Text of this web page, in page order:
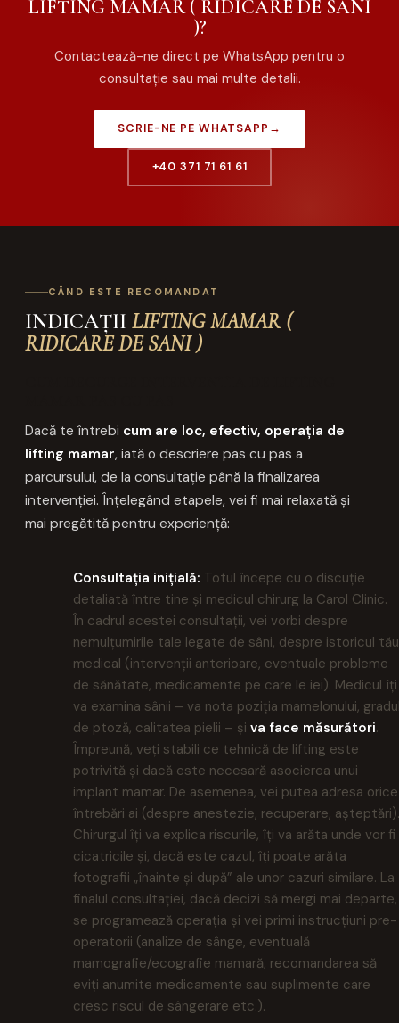
LIFTING MAMAR ( RIDICARE DE SANI
)?
Contactează-ne direct pe WhatsApp pentru o
consultație sau mai multe detalii.
SCRIE-NE PE WHATSAPP →
+40 371 71 61 61
CÂND ESTE RECOMANDAT
INDICAȚII LIFTING MAMAR (
RIDICARE DE SANI )
Dacă te întrebi cum are loc, efectiv, operația de
lifting mamar, iată o descriere pas cu pas a
parcursului, de la consultație până la finalizarea
intervenției. Înțelegând etapele, vei fi mai relaxată și
mai pregătită pentru experiență:
Consultația inițială: Totul începe cu o discuție
detaliată între tine și medicul chirurg la Carol Clinic.
În cadrul acestei consultații, vei vorbi despre
nemulțumirile tale legate de sâni, despre istoricul tău
medical (intervenții anterioare, eventuale probleme
de sănătate, medicamente pe care le iei). Medicul îți
va examina sânii – va nota poziția mamelonului,
de ptoză, calitatea pielii – și va face măsurători.
Împreună, veți stabili ce tehnică de lifting este
potrivită și dacă este necesară asocierea unui
implant mamar. De asemenea, vei putea adresa orice
întrebări ai (despre anestezie, recuperare, așteptări).
Chirurgul îți va explica riscurile, îți va arăta unde vor fi
cicatricile și, dacă este cazul, îți poate arăta
fotografii „înainte și după” ale unor cazuri similare. La
finalul consultației, dacă decizi să mergi mai departe,
se programează operația și vei primi instrucțiuni pre-
operatorii (analize de sânge, eventuală
mamografie/ecografie mamară, recomandarea să
eviți anumite medicamente sau suplimente care
cresc riscul de sângerare etc.).